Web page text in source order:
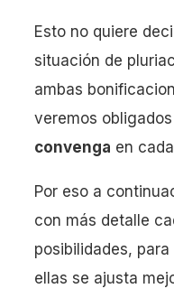
Esto no quiere
situación de
ambas
veremos
convenga en
Por eso a
con más detalle
posibilidades,
ellas se ajusta